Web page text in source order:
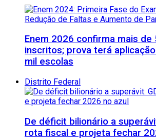
Enem 2026 confirma mais de
inscritos; prova terá
mil escolas
Distrito Federal
De déficit bilionário a
rota fiscal e projeta fechar